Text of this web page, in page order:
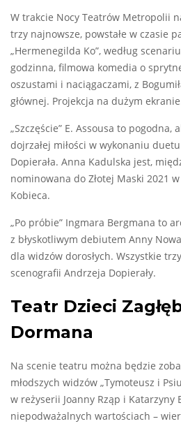
W trakcie Nocy Teatrów Metropolii
trzy najnowsze, powstałe w czasie
„Hermenegilda Ko”, według
godzinna, filmowa komedia o
oszustami i naciągaczami, z
głównej. Projekcja na dużym
„Szczęście” E. Assousa to pogodna,
dojrzałej miłości w wykonaniu
Dopierała. Anna Kadulska jest,
nominowana do Złotej Maski 2021
Kobieca.
„Po próbie” Ingmara Bergmana to
z błyskotliwym debiutem Anny
dla widzów dorosłych. Wszystkie
scenografii Andrzeja Dopierały.
Teatr Dzieci
Dormana
Na scenie teatru można będzie
młodszych widzów „Tymoteusz i
w reżyserii Joanny Rząp i Katarzyny
niepodważalnych wartościach –